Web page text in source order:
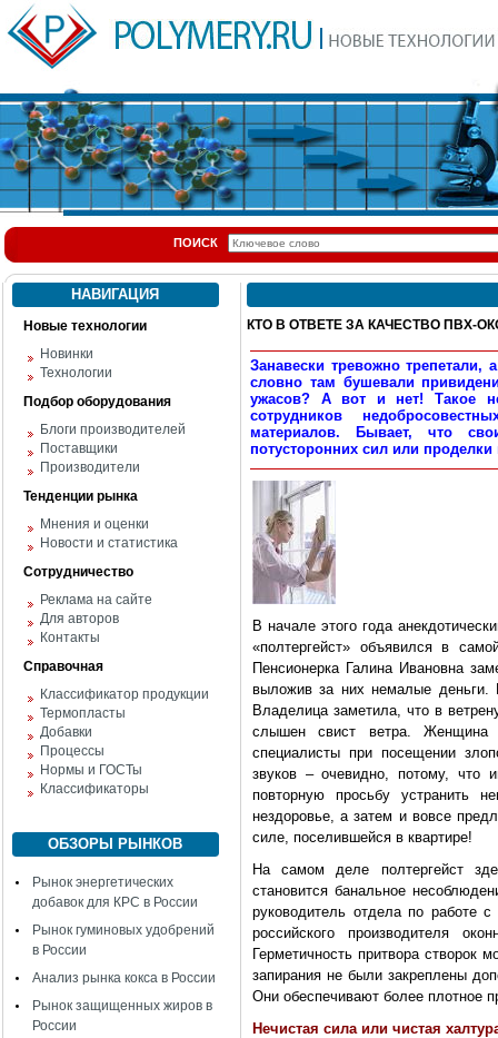
ПОИСК
НАВИГАЦИЯ
Новые технологии
Новинки
Технологии
Подбор оборудования
Блоги производителей
Поставщики
Производители
Тенденции рынка
Мнения и оценки
Новости и статистика
Сотрудничество
Реклама на сайте
Для авторов
Контакты
Справочная
Классификатор продукции
Термопласты
Добавки
Процессы
Нормы и ГОСТы
Классификаторы
ОБЗОРЫ РЫНКОВ
Рынок энергетических
добавок для КРС в России
Рынок гуминовых удобрений
в России
Анализ рынка кокса в России
Рынок защищенных жиров в
России
КТО В ОТВЕТЕ ЗА КАЧЕСТВО ПВХ-
Занавески тревожно трепетали,
словно там бушевали
ужасов? А вот и нет! Такое
сотрудников
материалов. Бывает, что
потусторонних сил или проделки
В начале этого года
«полтергейст» объявился в
Пенсионерка Галина Ивановна
выложив за них немалые деньги.
Владелица заметила, что в
слышен свист ветра.
специалисты при посещении
звуков – очевидно, потому, что
повторную просьбу устранить
нездоровье, а затем и вовсе
силе, поселившейся в квартире!
На самом деле полтергейст
становится банальное
руководитель отдела по работе
российского производителя
Герметичность притвора створок
запирания не были закреплены
Они обеспечивают более плотное
Нечистая сила или чистая